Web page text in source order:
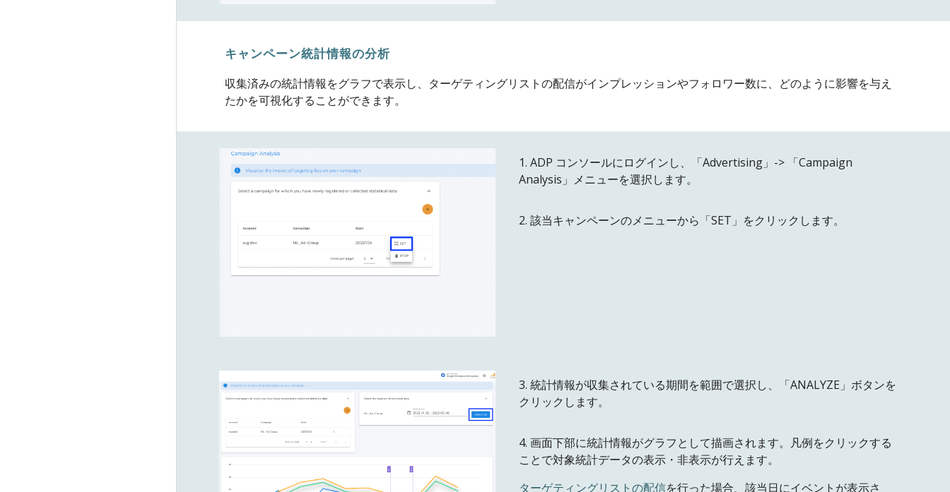
キャンペーン統計情報の分析
収集済みの統計情報をグラフで表示し、ターゲティングリストの配信がインプレッションやフォロワー数に、どのように影響を与え
たかを可視化することができます。
1. ADP コンソールにログインし、「Advertising」-> 「Campaign
Analysis」メニューを選択します。
2. 該当キャンペーンのメニューから 「SET 」 をクリックします。
3. 統計情報が収集されている期間を範囲で選択し、「ANALYZE」ボタンを
クリックします。
4.画面下部に統計情報がグラフとして描画されます。凡例をクリックする
ことで対象統計データの表示・非表示が行えます。
ターゲティングリストの配信を行った場合、該当日にイベントが表示さ